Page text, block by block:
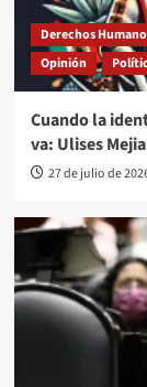
Derechos
Opinión
Cuando la
va: Ulises
27 de julio de